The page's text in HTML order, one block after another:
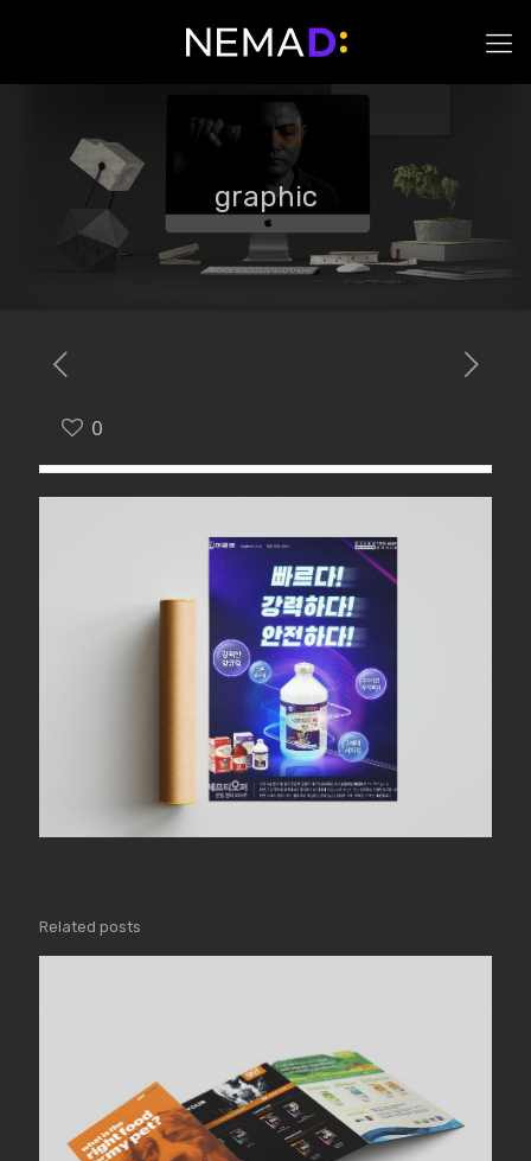
graphic
0
Related posts